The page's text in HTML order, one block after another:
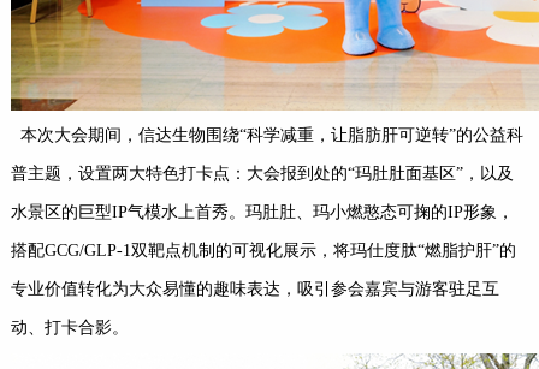
本次大会期间，信达生物围绕“科学减重，让脂肪肝可逆转”的公益科
普主题，设置两大特色打卡点：大会报到处的“玛肚肚面基区”，以及
水景区的巨型IP气模水上首秀。玛肚肚、玛小燃憨态可掬的IP形象，
搭配GCG/GLP-1双靶点机制的可视化展示，将玛仕度肽“燃脂护肝”的
专业价值转化为大众易懂的趣味表达，吸引参会嘉宾与游客驻足互
动、打卡合影。